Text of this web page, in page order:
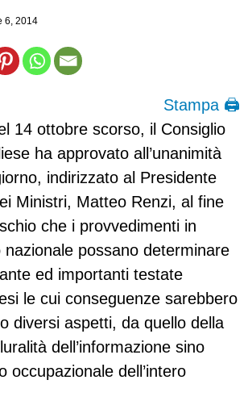
6, 2014
Stampa 🖨
14 ottobre scorso, il Consiglio
ha approvato all’unanimità
indirizzato al Presidente
Ministri, Matteo Renzi, al fine
che i provvedimenti in
nazionale possano determinare
ed importanti testate
le cui conseguenze sarebbero
diversi aspetti, da quello della
dell’informazione sino
occupazionale dell’intero